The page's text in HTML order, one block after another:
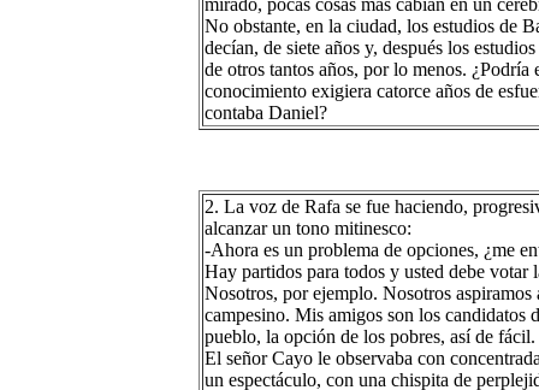
mirado, pocas cosas más cabían en un
No obstante, en la ciudad, los estudios de
decían, de siete años y, después los
de otros tantos años, por lo menos.
conocimiento exigiera catorce años de
contaba Daniel?
2. La voz de Rafa se fue haciendo,
alcanzar un tono mitinesco:
-Ahora es un problema de opciones, ¿me
Hay partidos para todos y usted debe votar
Nosotros, por ejemplo. Nosotros
campesino. Mis amigos son los candidatos
pueblo, la opción de los pobres, así de fácil.
El señor Cayo le observaba con
un espectáculo, con una chispita de